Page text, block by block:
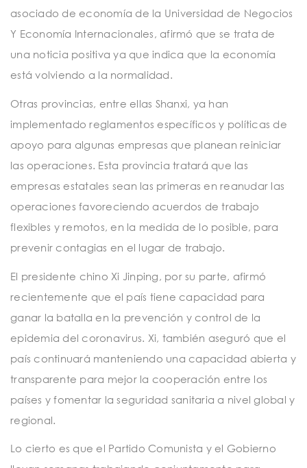
asociado de economía de la Universidad de Negocios
Y Economía Internacionales, afirmó que se trata de
una noticia positiva ya que indica que la economía
está volviendo a la normalidad.
Otras provincias, entre ellas Shanxi, ya han
implementado reglamentos específicos y políticas de
apoyo para algunas empresas que planean reiniciar
las operaciones. Esta provincia tratará que las
empresas estatales sean las primeras en reanudar las
operaciones favoreciendo acuerdos de trabajo
flexibles y remotos, en la medida de lo posible, para
prevenir contagias en el lugar de trabajo.
El presidente chino Xi Jinping, por su parte, afirmó
recientemente que el país tiene capacidad para
ganar la batalla en la prevención y control de la
epidemia del coronavirus. Xi, también aseguró que el
país continuará manteniendo una capacidad abierta y
transparente para mejor la cooperación entre los
países y fomentar la seguridad sanitaria a nivel global y
regional.
Lo cierto es que el Partido Comunista y el Gobierno